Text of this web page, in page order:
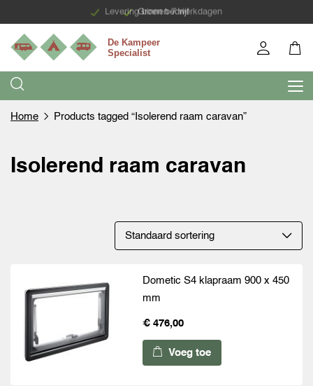
Groen bedrijf
Levering binnen 7 werkdagen
Home Products tagged “Isolerend raam caravan”
Isolerend raam caravan
Dometic S4 klapraam 900 x 450
mm
€ 476,00
Voeg toe